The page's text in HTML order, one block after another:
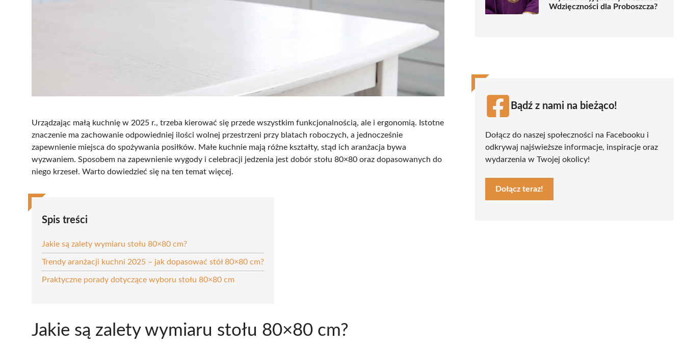
Urządzając małą kuchnię w 2025 r., trzeba kierować się przede wszystkim funkcjonalnością, ale i ergonomią. Istotne
znaczenie ma zachowanie odpowiedniej ilości wolnej przestrzeni przy blatach roboczych, a jednocześnie
zapewnienie miejsca do spożywania posiłków. Małe kuchnie mają różne kształty, stąd ich aranżacja bywa
wyzwaniem. Sposobem na zapewnienie wygody i celebracji jedzenia jest dobór stołu 80×80 oraz dopasowanych do
niego krzeseł. Warto dowiedzieć się na ten temat więcej.
Spis treści
Jakie są zalety wymiaru stołu 80×80 cm?
Trendy aranżacji kuchni 2025 – jak dopasować stół 80×80 cm?
Praktyczne porady dotyczące wyboru stołu 80×80 cm
Jakie są zalety wymiaru stołu 80×80 cm?
Wdzięczności dla Proboszcza?
Bądź z nami na bieżąco!
Dołącz do naszej społeczności na Facebooku i
odkrywaj najświeższe informacje, inspiracje oraz
wydarzenia w Twojej okolicy!
Dołącz teraz!